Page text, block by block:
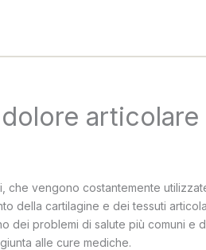
articolare
vengono costantemente
della cartilagine e dei tessuti
dei problemi di salute più comuni e
alle cure mediche.